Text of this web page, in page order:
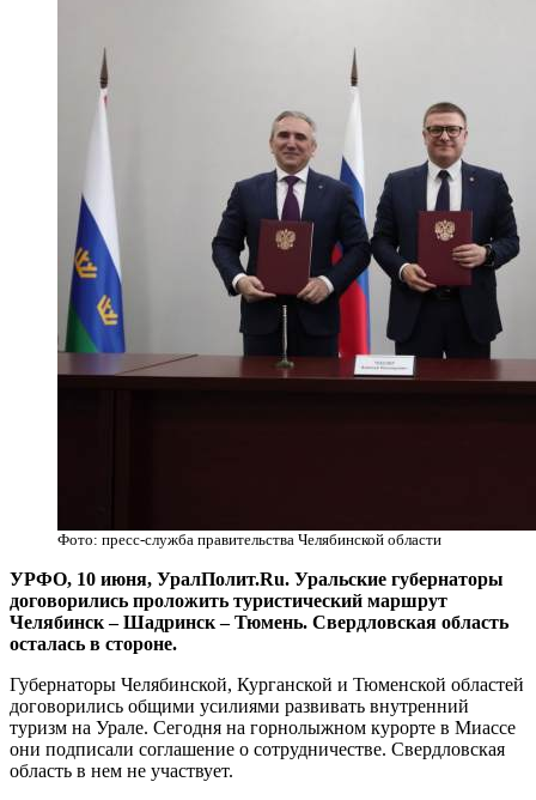
Фото: пресс-служба правительства Челябинской области
УРФО, 10 июня, УралПолит.Ru. Уральские губернаторы
договорились проложить туристический маршрут
Челябинск – Шадринск – Тюмень. Свердловская область
осталась в стороне.
Губернаторы Челябинской, Курганской и Тюменской областей
договорились общими усилиями развивать внутренний
туризм на Урале. Сегодня на горнолыжном курорте в Миассе
они подписали соглашение о сотрудничестве. Свердловская
область в нем не участвует.